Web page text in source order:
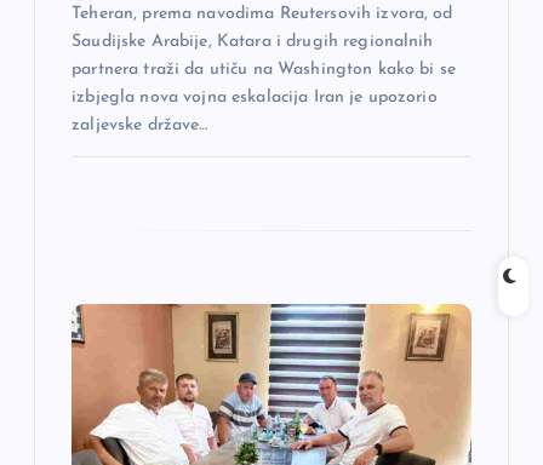
Teheran, prema navodima Reutersovih izvora, od
Saudijske Arabije, Katara i drugih regionalnih
partnera traži da utiču na Washington kako bi se
izbjegla nova vojna eskalacija Iran je upozorio
zaljevske države…